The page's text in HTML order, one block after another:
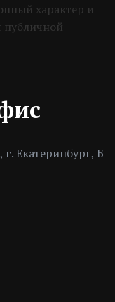
характер и
публичной
, г. Екатеринбург, Б